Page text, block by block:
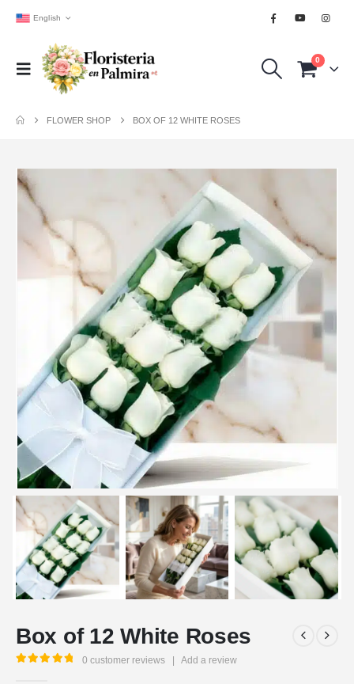
English
0
FLOWER SHOP BOX OF 12 WHITE ROSES
Box of 12 White Roses
0 customer reviews | Add a review